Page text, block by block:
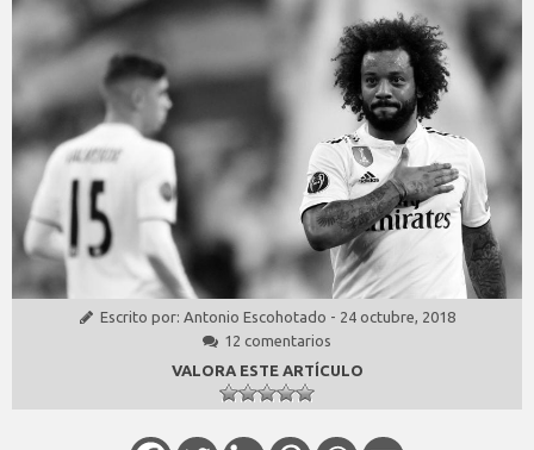
Escrito por: Antonio Escohotado - 24 octubre, 2018
12 comentarios
VALORA ESTE ARTÍCULO